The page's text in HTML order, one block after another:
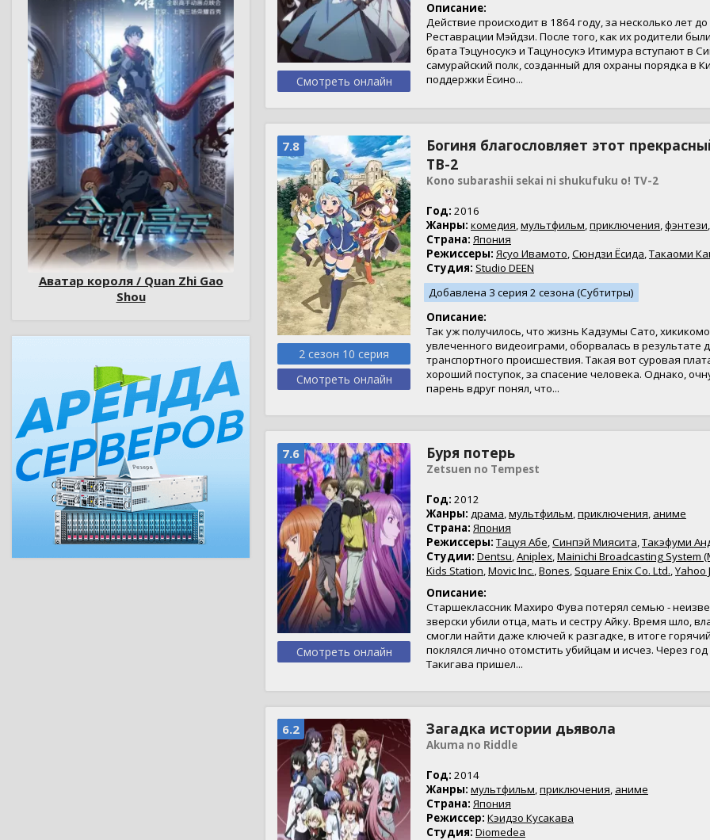
Аватар короля / Quan Zhi Gao
Shou
Смотреть онлайн
Описание:
Действие происходит в 1864 году, за несколько лет до
Реставрации Мэйдзи. После того, как их родители
брата Тэцуносукэ и Тацуносукэ Итимура вступают в
самурайский полк, созданный для охраны порядка в
поддержки Ёсино...
7.8
2 сезон 10 серия
Смотреть онлайн
Богиня благословляет этот
ТВ-2
Kono subarashii sekai ni shukufuku o! TV-2
Год: 2016
Жанры: комедия,мультфильм,приключения,фэнтези,
Страна: Япония
Режиссеры: Ясуо Ивамото,Сюндзи Ёсида,Такаоми
Студия: Studio DEEN
Добавлена 3 серия 2 сезона (Субтитры)
Описание:
Так уж получилось, что жизнь Кадзумы Сато,
увлеченного видеоиграми, оборвалась в результате
транспортного происшествия. Такая вот суровая
хороший поступок, за спасение человека. Однако,
парень вдруг понял, что...
7.6
Смотреть онлайн
Буря потерь
Zetsuen no Tempest
Год: 2012
Жанры: драма,мультфильм,приключения, аниме
Страна: Япония
Режиссеры: Тацуя Абе,Синпэй Миясита,Такэфуми
Студии: Dentsu,Aniplex,Mainichi Broadcasting System
Kids Station,Movic Inc.,Bones,Square Enix Co. Ltd.,Yahoo
Описание:
Старшеклассник Махиро Фува потерял семью -
зверски убили отца, мать и сестру Айку. Время шло,
смогли найти даже ключей к разгадке, в итоге
поклялся лично отомстить убийцам и исчез. Через год
Такигава пришел...
6.2 Загадка истории дьявола
Akuma no Riddle
Год: 2014
Жанры: мультфильм,приключения, аниме
Страна: Япония
Режиссер: Кэидзо Кусакава
Студия: Diomedea